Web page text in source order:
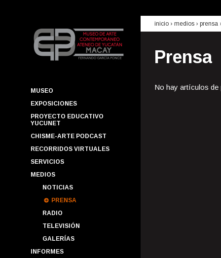
MUSEO
EXPOSICIONES
PROYECTO EDUCATIVO
YUCUNET
CHISME-ARTE PODCAST
RECORRIDOS VIRTUALES
SERVICIOS
MEDIOS
NOTICIAS
PRENSA
RADIO
TELEVISIÓN
GALERÍAS
INFORMES
inicio › medios › prensa
Prensa
No hay artículos de